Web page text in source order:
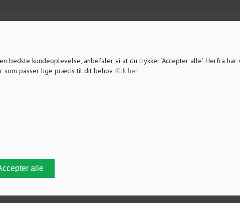
bedste kundeoplevelse, anbefaler vi at du trykker ’Accepter alle’. Herfra
som passer lige præcis til dit behov. Klik her.